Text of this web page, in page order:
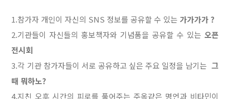
1.참가자 개인이 자신의 SNS 정보를 공유할 수 있는 가가가가 ?
2.기관들이 자신들의 홍보책자와 기념품을 공유할 수 있는 오픈
전시회
3.각 기관 참가자들이 서로 공유하고 싶은 주요 일정을 남기는 그
때 뭐하노?
4.지친 오후 시간의 피로를 풀어주는 주옥같은 명언과 비타민이